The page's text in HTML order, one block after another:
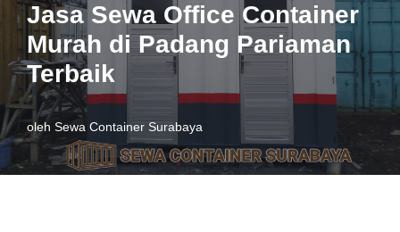
Jasa Sewa Office Container
Murah di Padang Pariaman
Terbaik
oleh Sewa Container Surabaya